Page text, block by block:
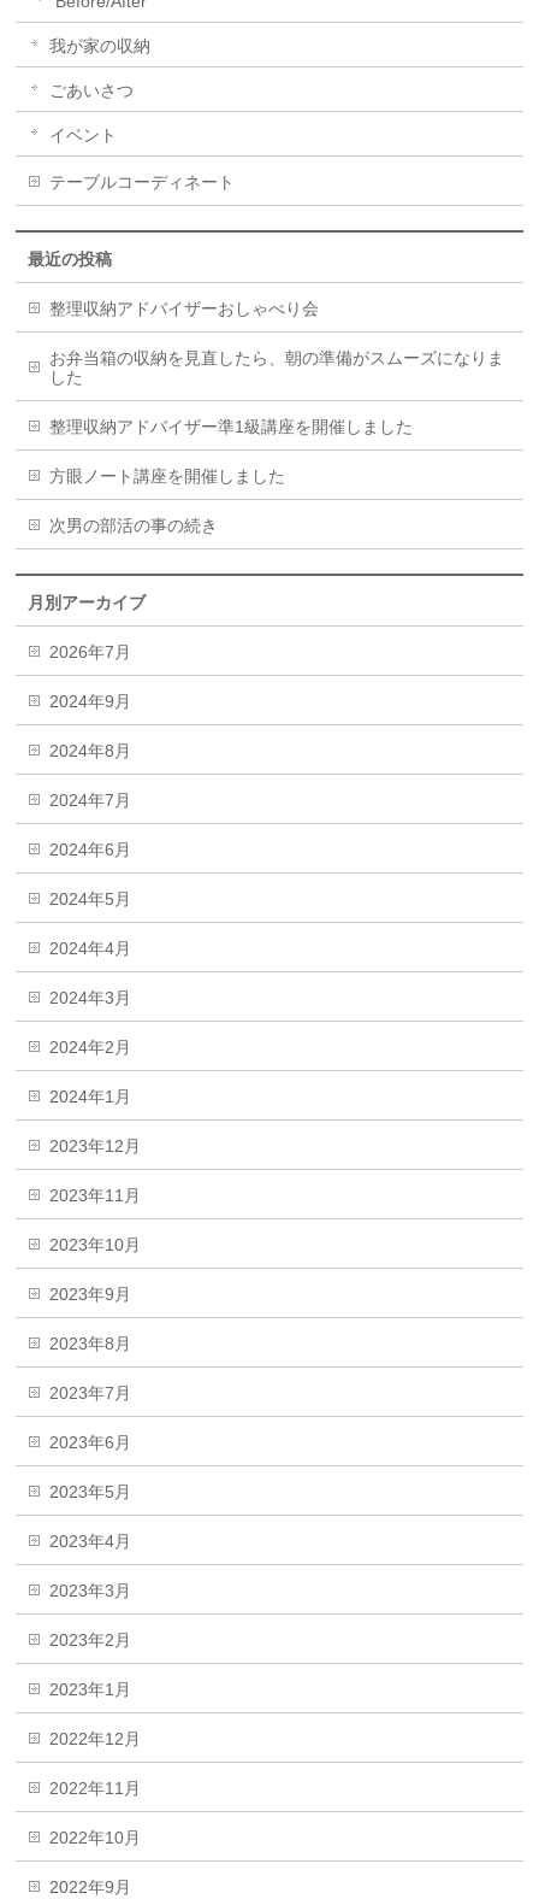
我が家の収納
ごあいさつ
イベント
テーブルコーディネート
最近の投稿
整理収納アドバイザーおしゃべり会
お弁当箱の収納を見直したら、朝の準備がスムーズになりま
した
整理収納アドバイザー準1級講座を開催しました
方眼ノート講座を開催しました
次男の部活の事の続き
月別アーカイブ
2026年7月
2024年9月
2024年8月
2024年7月
2024年6月
2024年5月
2024年4月
2024年3月
2024年2月
2024年1月
2023年12月
2023年11月
2023年10月
2023年9月
2023年8月
2023年7月
2023年6月
2023年5月
2023年4月
2023年3月
2023年2月
2023年1月
2022年12月
2022年11月
2022年10月
2022年9月